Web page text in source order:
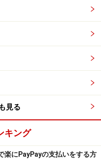
見る
キング
楽にPayPayの支払いをする方